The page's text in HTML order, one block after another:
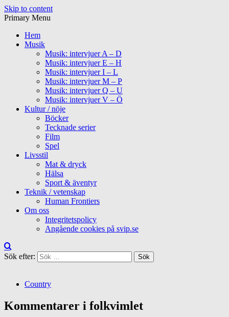
Skip to content
Primary Menu
Hem
Musik
Musik: intervjuer A – D
Musik: intervjuer E – H
Musik: intervjuer I – L
Musik: intervjuer M – P
Musik: intervjuer Q – U
Musik: intervjuer V – Ö
Kultur / nöje
Böcker
Tecknade serier
Film
Spel
Livsstil
Mat & dryck
Hälsa
Sport & äventyr
Teknik / vetenskap
Human Frontiers
Om oss
Integritetspolicy
Angående cookies på svip.se
Sök efter:
Country
Kommentarer i folkvimlet